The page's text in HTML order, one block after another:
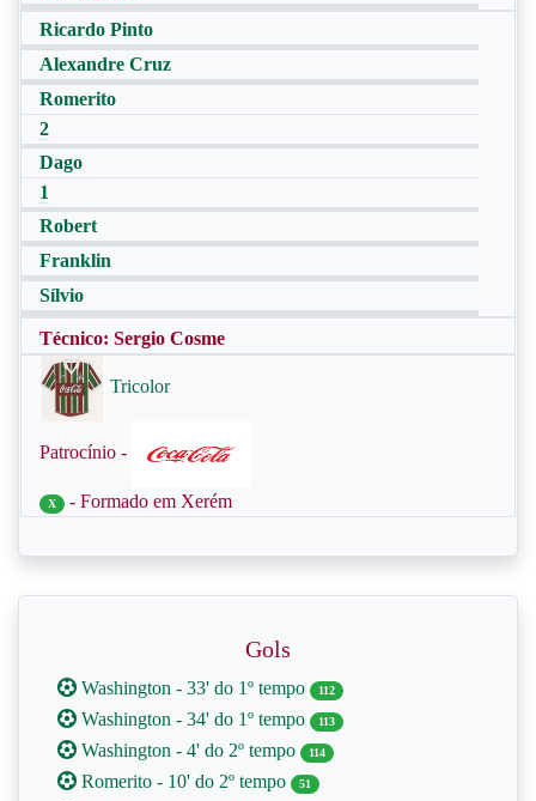
Ricardo Pinto
Alexandre Cruz
Romerito
2
Dago
1
Robert
Franklin
Sílvio
Técnico: Sergio Cosme
Tricolor
Patrocínio -
X - Formado em Xerém
Gols
Washington - 33' do 1º tempo 112
Washington - 34' do 1º tempo 113
Washington - 4' do 2º tempo 114
Romerito - 10' do 2º tempo 51